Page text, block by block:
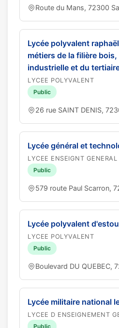
Route du Mans, 72300
Lycée polyvalent
métiers de la filière
industrielle et du
LYCEE POLYVALENT
Public
26 rue SAINT DENIS,
Lycée général et
LYCEE ENSEIGNT
Public
579 route Paul Scarron,
Lycée polyvalent
LYCEE POLYVALENT
Public
Boulevard DU QUEBEC,
Lycée militaire national
LYCEE D ENSEIGNEMENT
Public